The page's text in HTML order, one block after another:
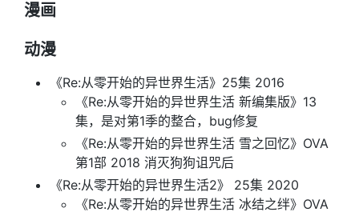
漫画
动漫
《Re:从零开始的异世界生活》25集 2016
《Re:从零开始的异世界生活 新编集版》13
集，是对第1季的整合，bug修复
《Re:从零开始的异世界生活 雪之回忆》OVA
第1部 2018 消灭狗狗诅咒后
《Re:从零开始的异世界生活2》 25集 2020
《Re:从零开始的异世界生活 冰结之绊》OVA